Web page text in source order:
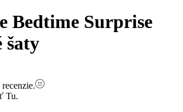
Bedtime Surprise
šaty
Tu.